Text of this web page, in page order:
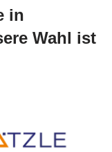
in
Wahl ist